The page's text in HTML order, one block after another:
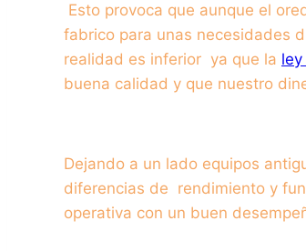
Esto provoca que aunque el
fabrico para unas necesidades
realidad es inferior ya que la
buena calidad y que nuestro
Dejando a un lado equipos
diferencias de rendimiento y
operativa con un buen